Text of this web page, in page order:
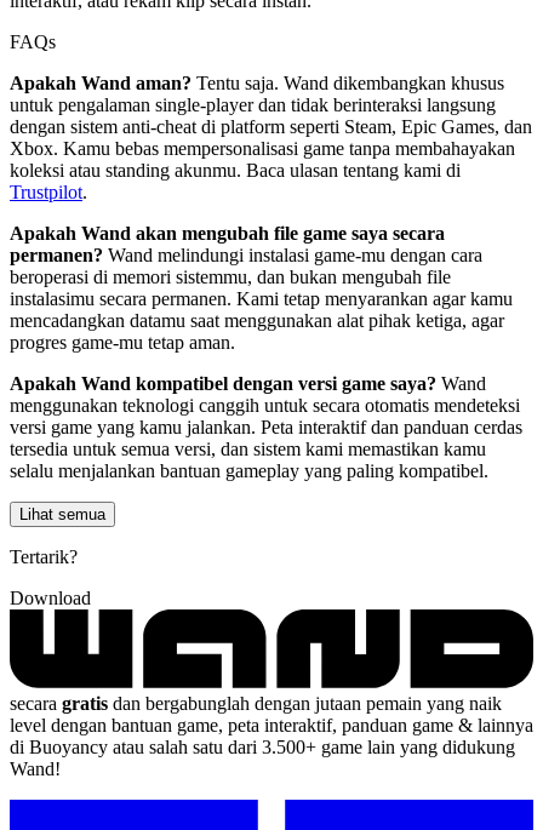
FAQs
Apakah Wand aman? Tentu saja. Wand dikembangkan khusus
untuk pengalaman single-player dan tidak berinteraksi langsung
dengan sistem anti-cheat di platform seperti Steam, Epic Games, dan
Xbox. Kamu bebas mempersonalisasi game tanpa membahayakan
koleksi atau standing akunmu. Baca ulasan tentang kami di
Trustpilot.
Apakah Wand akan mengubah file game saya secara
permanen? Wand melindungi instalasi game-mu dengan cara
beroperasi di memori sistemmu, dan bukan mengubah file
instalasimu secara permanen. Kami tetap menyarankan agar kamu
mencadangkan datamu saat menggunakan alat pihak ketiga, agar
progres game-mu tetap aman.
Apakah Wand kompatibel dengan versi game saya? Wand
menggunakan teknologi canggih untuk secara otomatis mendeteksi
versi game yang kamu jalankan. Peta interaktif dan panduan cerdas
tersedia untuk semua versi, dan sistem kami memastikan kamu
selalu menjalankan bantuan gameplay yang paling kompatibel.
Lihat semua
Tertarik?
Download
secara gratis dan bergabunglah dengan jutaan pemain yang naik
level dengan bantuan game, peta interaktif, panduan game & lainnya
di Buoyancy atau salah satu dari 3.500+ game lain yang didukung
Wand!